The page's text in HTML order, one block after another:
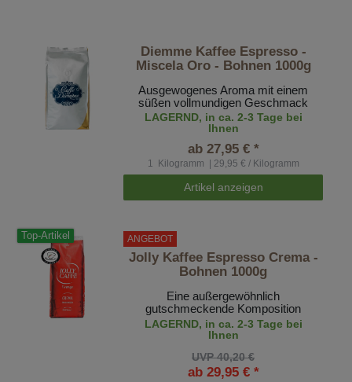
Diemme Kaffee Espresso -
Miscela Oro - Bohnen 1000g
Ausgewogenes Aroma mit einem
süßen vollmundigen Geschmack
LAGERND, in ca. 2-3 Tage bei
Ihnen
ab 27,95 € *
1 Kilogramm | 29,95 € / Kilogramm
Artikel anzeigen
Top-Artikel ANGEBOT
Jolly Kaffee Espresso Crema -
Bohnen 1000g
Eine außergewöhnlich
gutschmeckende Komposition
LAGERND, in ca. 2-3 Tage bei
Ihnen
UVP 40,20 €
ab 29,95 € *